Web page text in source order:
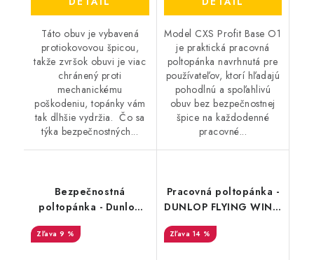
Táto obuv je vybavená
protiokovovou špicou,
takže zvršok obuvi je viac
chránený proti
mechanickému
poškodeniu, topánky vám
tak dlhšie vydržia. Čo sa
týka bezpečnostných...
Model CXS Profit Base O1
je praktická pracovná
poltopánka navrhnutá pre
používateľov, ktorí hľadajú
pohodlnú a spoľahlivú
obuv bez bezpečnostnej
špice na každodenné
pracovné...
Bezpečnostná
poltopánka - Dunlop
STORM S3 - čierna
DL0201067
9 %
Pracovná poltopánka -
DUNLOP FLYING WING
O2 - biela DL0203002
14 %